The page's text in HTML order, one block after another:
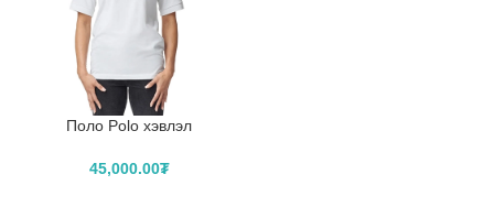
Поло Polo хэвлэл
45,000.00₮